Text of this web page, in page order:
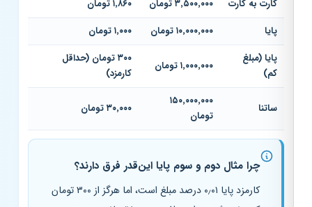
کارت به کارت
۳٬۵۰۰٬۰۰۰ تومان
۱٬۸۶۰ تومان
۱۰٬۰۰۰٬۰۰۰ تومان
پایا (مبلغ
۱٬۰۰۰٬۰۰۰ تومان
۳۰۰ تومان (حداقل
کارمزد)
ساتنا
۱۵۰٬۰۰۰٬۰۰۰
تومان
۳۰٬۰۰۰ تومان
چرا مثال دوم و سوم پایا این‌قدر فرق دارند؟
کارمزد پایا ۰٫۰۱ درصد مبلغ است، اما هرگز از ۳۰۰ تومان